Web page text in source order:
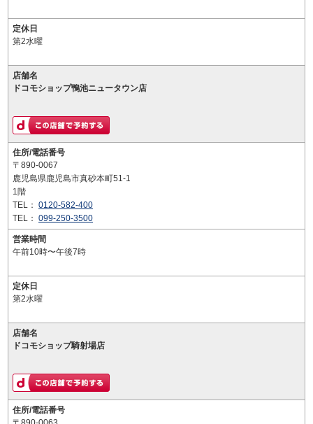
定休日
第2水曜
店舗名
ドコモショップ鴨池ニュータウン店
住所/電話番号
〒890-0067
鹿児島県鹿児島市真砂本町51-1
1階
TEL： 0120-582-400
TEL： 099-250-3500
営業時間
午前10時〜午後7時
定休日
第2水曜
店舗名
ドコモショップ騎射場店
住所/電話番号